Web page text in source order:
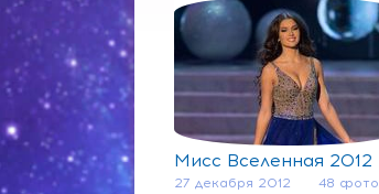
Мисс Вселенная 2012
27 декабря 2012 48 фото.